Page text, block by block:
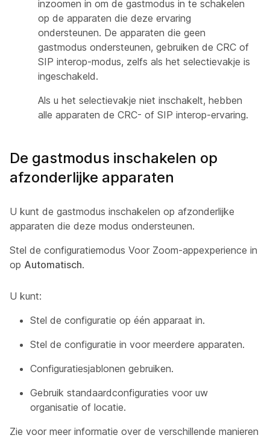
inzoomen in om de gastmodus in te schakelen
op de apparaten die deze ervaring
ondersteunen. De apparaten die geen
gastmodus ondersteunen, gebruiken de CRC of
SIP interop-modus, zelfs als het selectievakje is
ingeschakeld.
Als u het selectievakje niet inschakelt, hebben
alle apparaten de CRC- of SIP interop-ervaring.
De gastmodus inschakelen op
afzonderlijke apparaten
U kunt de gastmodus inschakelen op afzonderlijke
apparaten die deze modus ondersteunen.
Stel de configuratiemodus Voor Zoom-appexperience in
op Automatisch.
U kunt:
Stel de configuratie op één apparaat in.
Stel de configuratie in voor meerdere apparaten.
Configuratiesjablonen gebruiken.
Gebruik standaardconfiguraties voor uw
organisatie of locatie.
Zie voor meer informatie over de verschillende manieren